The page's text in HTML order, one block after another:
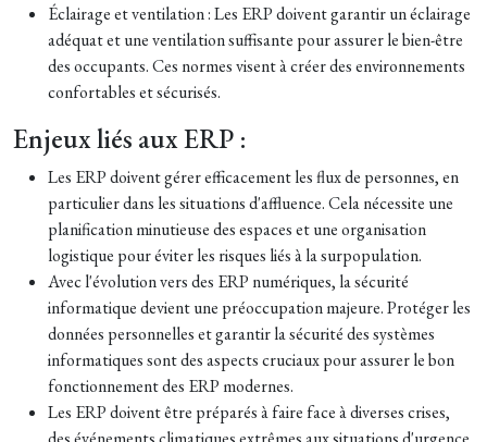
Éclairage et ventilation : Les ERP doivent garantir un éclairage
adéquat et une ventilation suffisante pour assurer le bien-être
des occupants. Ces normes visent à créer des environnements
confortables et sécurisés.
Enjeux liés aux ERP :
Les ERP doivent gérer efficacement les flux de personnes, en
particulier dans les situations d'affluence. Cela nécessite une
planification minutieuse des espaces et une organisation
logistique pour éviter les risques liés à la surpopulation.
Avec l'évolution vers des ERP numériques, la sécurité
informatique devient une préoccupation majeure. Protéger les
données personnelles et garantir la sécurité des systèmes
informatiques sont des aspects cruciaux pour assurer le bon
fonctionnement des ERP modernes.
Les ERP doivent être préparés à faire face à diverses crises,